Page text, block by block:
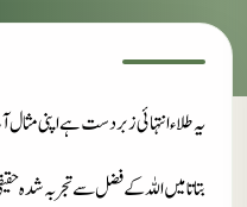
یہ طلاء انتہائی زبردست ہے اپنی
بتاتا میں اللہ کے فضل سے تجربہ